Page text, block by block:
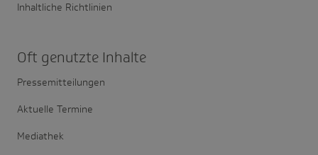
Inhaltliche Richtlinien
Oft genutzte Inhalte
Pressemitteilungen
Aktuelle Termine
Mediathek